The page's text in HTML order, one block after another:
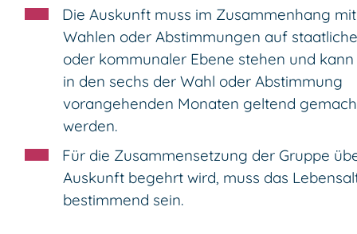
Die Auskunft muss im Zusammenhang mit
Wahlen oder Abstimmungen auf
oder kommunaler Ebene stehen und
in den sechs der Wahl oder Abstimmung
vorangehenden Monaten geltend
werden.
Für die Zusammensetzung der Gruppe
Auskunft begehrt wird, muss das
bestimmend sein.